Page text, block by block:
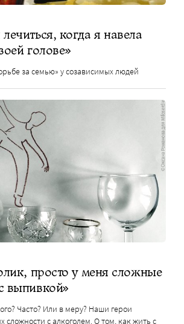
когда я навела
голове»
за семью» у созависимых людей
просто у меня сложные
выпивкой»
Часто? Или в меру? Наши герои
сложности с алкоголем. О том, как жить с